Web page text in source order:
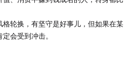
数据。
它的指数数据功能。比如你想了解
在这款小程序里很容易地得到详
格轮换，有坚守是好事儿，但如果在某
会受到冲击。
现复盘」